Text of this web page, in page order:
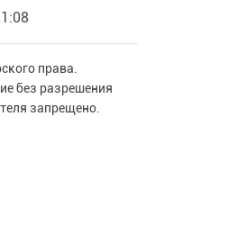
права.
без разрешения
запрещено.